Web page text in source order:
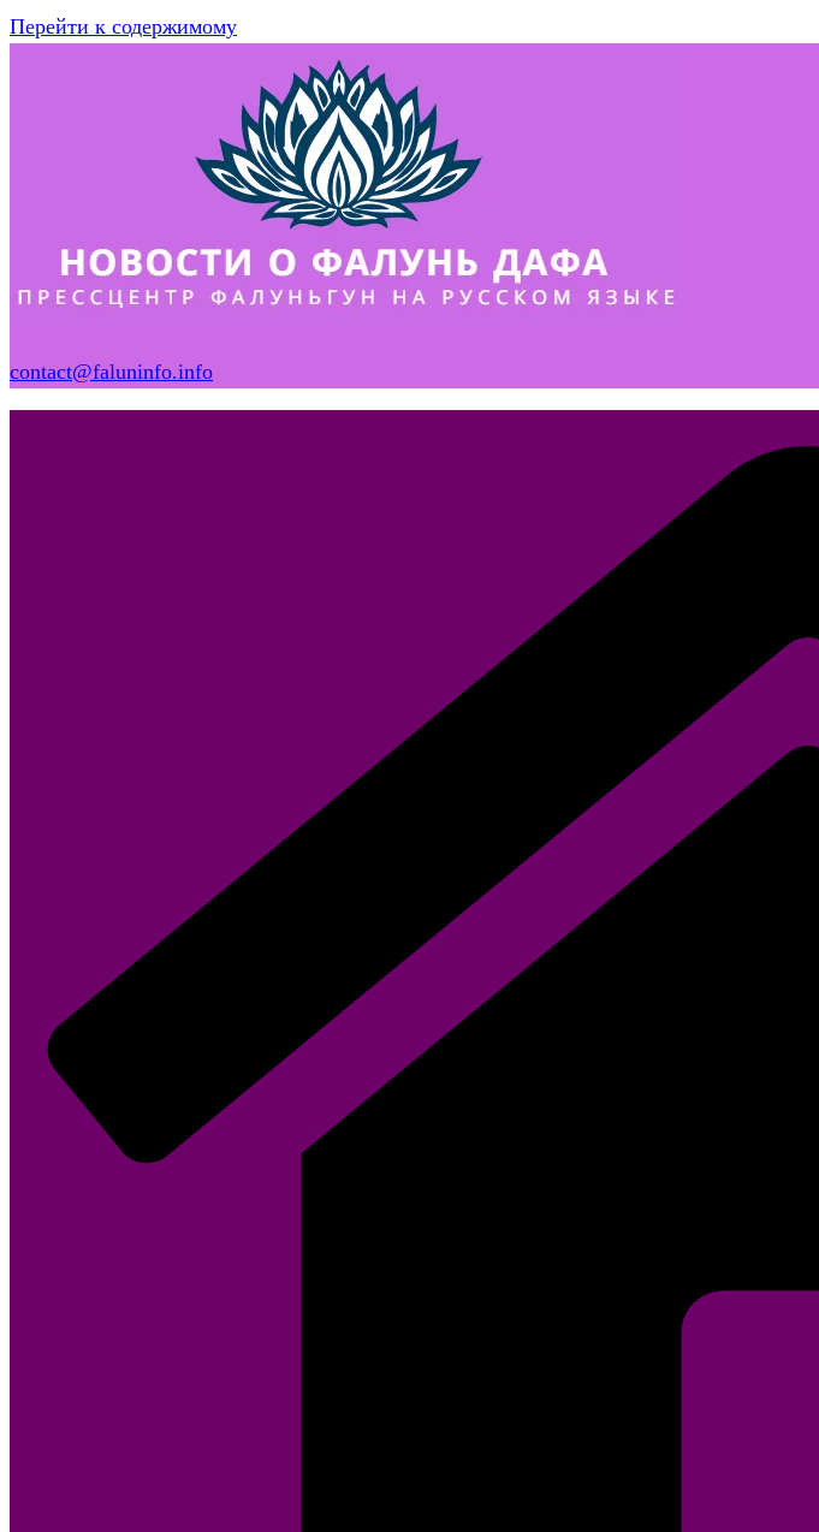
Перейти к содержимому
contact@faluninfo.info